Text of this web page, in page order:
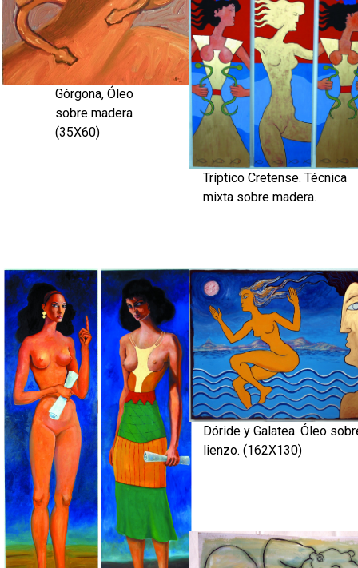
Górgona, Óleo
sobre madera
(35X60)
Tríptico Cretense. Técnica
mixta sobre madera.
Dóride y Galatea. Óleo
lienzo. (162X130)